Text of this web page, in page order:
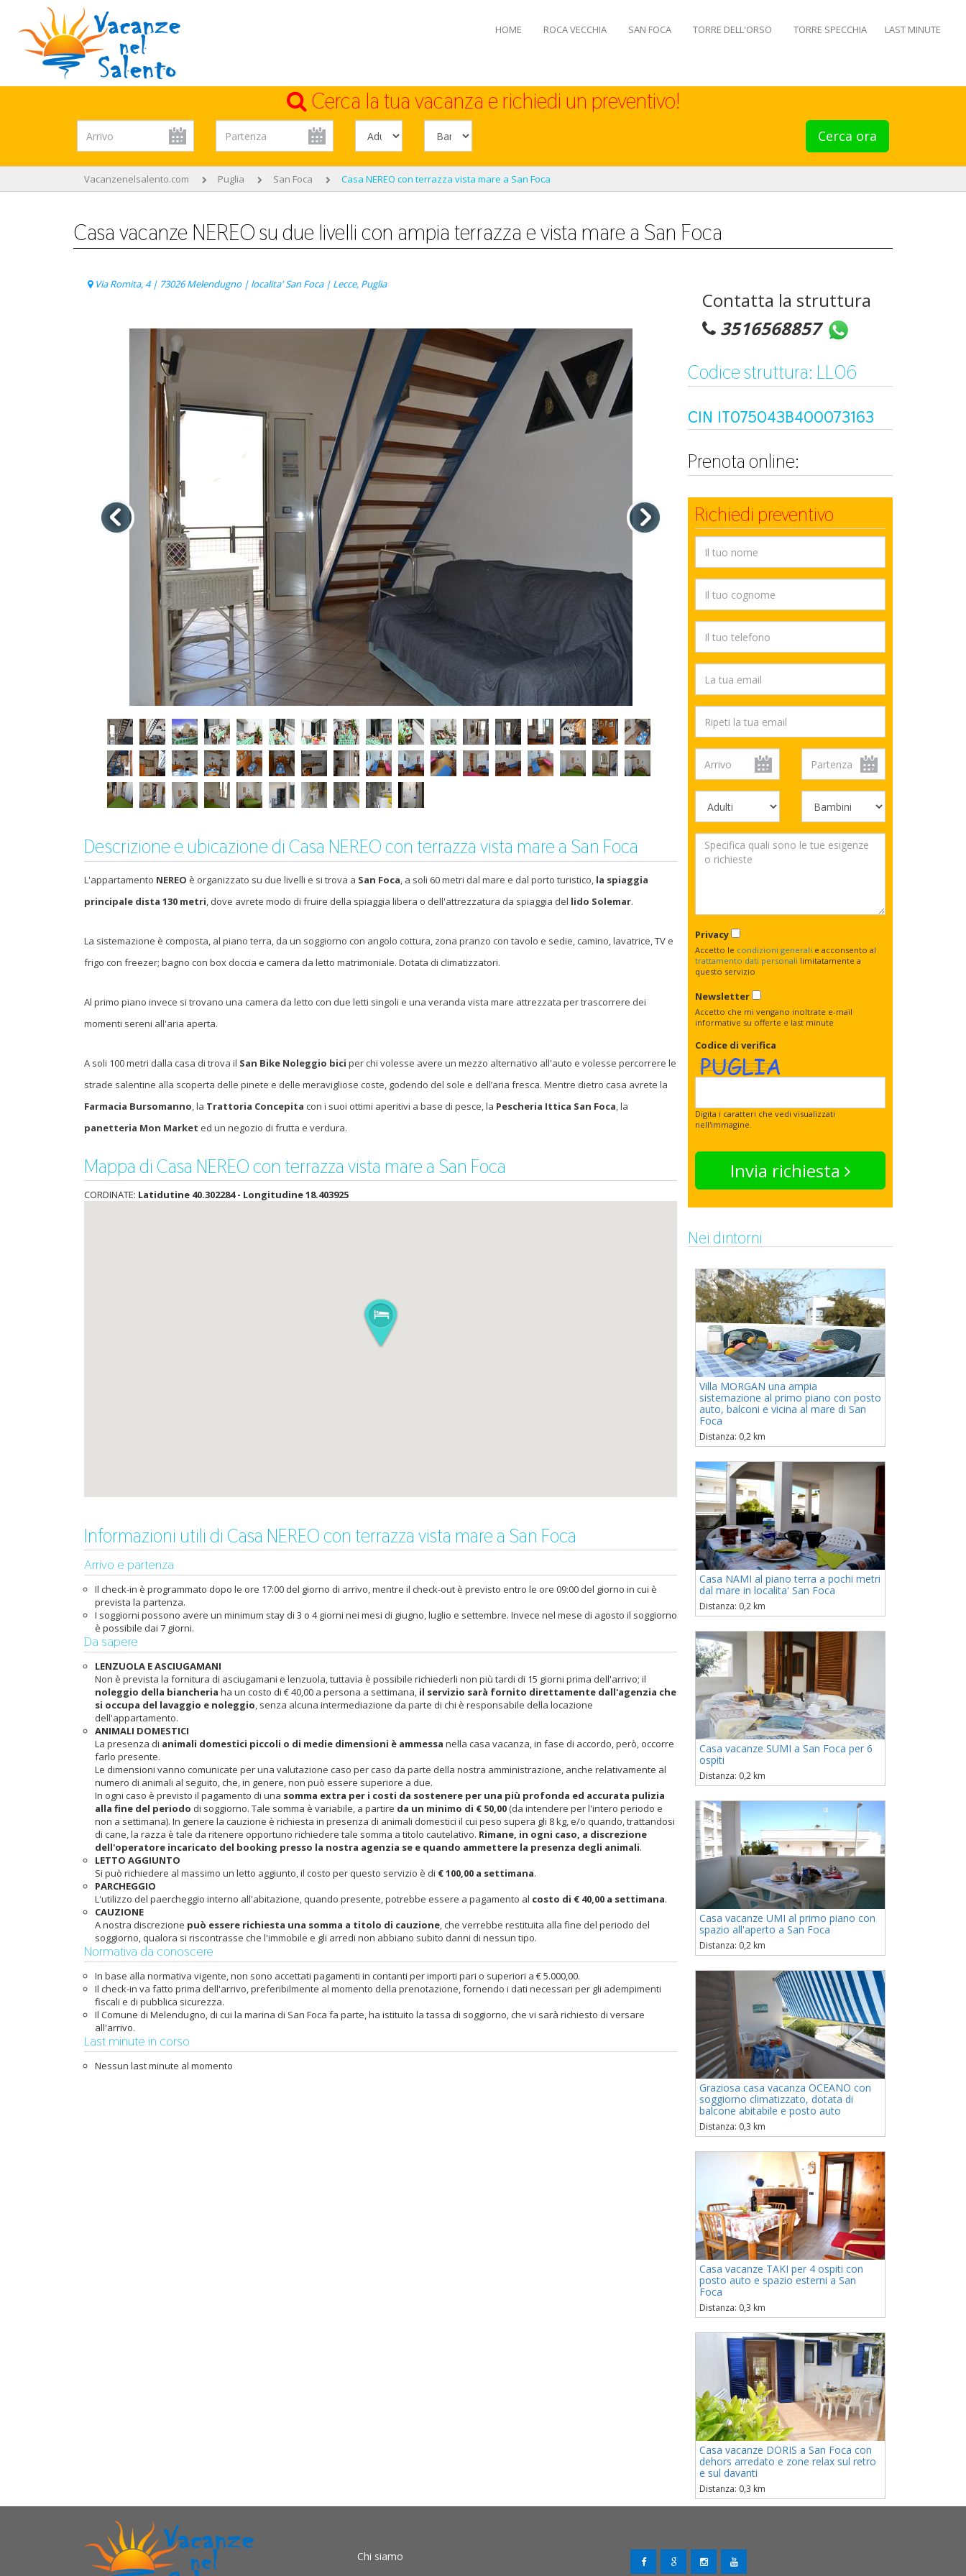
HOME ROCA VECCHIA SAN FOCA TORRE DELL'ORSO TORRE SPECCHIA LAST MINUTE
Cerca la tua vacanza e richiedi un preventivo!
Cerca ora
Vacanzenelsalento.com Puglia San Foca Casa NEREO con terrazza vista mare a San Foca
Casa vacanze NEREO su due livelli con ampia terrazza e vista mare a San Foca
Via Romita, 4 | 73026 Melendugno | localita' San Foca | Lecce, Puglia
Descrizione e ubicazione di Casa NEREO con terrazza vista mare a San Foca
L'appartamento NEREO è organizzato su due livelli e si trova a San Foca, a soli 60 metri dal mare e dal porto turistico, la spiaggia
principale dista 130 metri, dove avrete modo di fruire della spiaggia libera o dell'attrezzatura da spiaggia del lido Solemar.
La sistemazione è composta, al piano terra, da un soggiorno con angolo cottura, zona pranzo con tavolo e sedie, camino, lavatrice, TV e
frigo con freezer; bagno con box doccia e camera da letto matrimoniale. Dotata di climatizzatori.
Al primo piano invece si trovano una camera da letto con due letti singoli e una veranda vista mare attrezzata per trascorrere dei
momenti sereni all'aria aperta.
A soli 100 metri dalla casa di trova il San Bike Noleggio bici per chi volesse avere un mezzo alternativo all'auto e volesse percorrere le
strade salentine alla scoperta delle pinete e delle meravigliose coste, godendo del sole e dell’aria fresca. Mentre dietro casa avrete la
Farmacia Bursomanno, la Trattoria Concepita con i suoi ottimi aperitivi a base di pesce, la Pescheria Ittica San Foca, la
panetteria Mon Market ed un negozio di frutta e verdura.
Mappa di Casa NEREO con terrazza vista mare a San Foca
CORDINATE: Latidutine 40.302284 - Longitudine 18.403925
Informazioni utili di Casa NEREO con terrazza vista mare a San Foca
Arrivo e partenza
Il check-in è programmato dopo le ore 17:00 del giorno di arrivo, mentre il check-out è previsto entro le ore 09:00 del giorno in cui è
prevista la partenza.
I soggiorni possono avere un minimum stay di 3 o 4 giorni nei mesi di giugno, luglio e settembre. Invece nel mese di agosto il soggiorno
è possibile dai 7 giorni.
Da sapere
LENZUOLA E ASCIUGAMANI
Non è prevista la fornitura di asciugamani e lenzuola, tuttavia è possibile richiederli non più tardi di 15 giorni prima dell'arrivo; il
noleggio della biancheria ha un costo di € 40,00 a persona a settimana, il servizio sarà fornito direttamente dall'agenzia che
si occupa del lavaggio e noleggio, senza alcuna intermediazione da parte di chi è responsabile della locazione
dell'appartamento.
ANIMALI DOMESTICI
La presenza di animali domestici piccoli o di medie dimensioni è ammessa nella casa vacanza, in fase di accordo, però, occorre
farlo presente.
Le dimensioni vanno comunicate per una valutazione caso per caso da parte della nostra amministrazione, anche relativamente al
numero di animali al seguito, che, in genere, non può essere superiore a due.
In ogni caso è previsto il pagamento di una somma extra per i costi da sostenere per una più profonda ed accurata pulizia
alla fine del periodo di soggiorno. Tale somma è variabile, a partire da un minimo di € 50,00(da intendere per l'intero periodo e
non a settimana). In genere la cauzione è richiesta in presenza di animali domestici il cui peso supera gli 8 kg, e/o quando, trattandosi
di cane, la razza è tale da ritenere opportuno richiedere tale somma a titolo cautelativo. Rimane, in ogni caso, a discrezione
dell'operatore incaricato del booking presso la nostra agenzia se e quando ammettere la presenza degli animali.
LETTO AGGIUNTO
Si può richiedere al massimo un letto aggiunto, il costo per questo servizio è di € 100,00 a settimana.
PARCHEGGIO
L'utilizzo del paercheggio interno all'abitazione, quando presente, potrebbe essere a pagamento al costo di € 40,00 a settimana.
CAUZIONE
A nostra discrezione può essere richiesta una somma a titolo di cauzione, che verrebbe restituita alla fine del periodo del
soggiorno, qualora si riscontrasse che l'immobile e gli arredi non abbiano subito danni di nessun tipo.
Normativa da conoscere
In base alla normativa vigente, non sono accettati pagamenti in contanti per importi pari o superiori a € 5.000,00.
Il check-in va fatto prima dell'arrivo, preferibilmente al momento della prenotazione, fornendo i dati necessari per gli adempimenti
fiscali e di pubblica sicurezza.
Il Comune di Melendugno, di cui la marina di San Foca fa parte, ha istituito la tassa di soggiorno, che vi sarà richiesto di versare
all'arrivo.
Last minute in corso
Nessun last minute al momento
Contatta la struttura
3516568857
Codice struttura: LL06
CIN IT075043B400073163
Prenota online:
Richiedi preventivo
Privacy
Accetto le condizioni generali e acconsento al
trattamento dati personali limitatamente a
questo servizio
Newsletter
Accetto che mi vengano inoltrate e-mail
informative su offerte e last minute
Codice di verifica
Digita i caratteri che vedi visualizzati
nell'immagine.
Invia richiesta
Nei dintorni
Villa MORGAN una ampia
sistemazione al primo piano con posto
auto, balconi e vicina al mare di San
Foca
Distanza: 0,2 km
Casa NAMI al piano terra a pochi metri
dal mare in localita' San Foca
Distanza: 0,2 km
Casa vacanze SUMI a San Foca per 6
ospiti
Distanza: 0,2 km
Casa vacanze UMI al primo piano con
spazio all'aperto a San Foca
Distanza: 0,2 km
Graziosa casa vacanza OCEANO con
soggiorno climatizzato, dotata di
balcone abitabile e posto auto
Distanza: 0,3 km
Casa vacanze TAKI per 4 ospiti con
posto auto e spazio esterni a San
Foca
Distanza: 0,3 km
Casa vacanze DORIS a San Foca con
dehors arredato e zone relax sul retro
e sul davanti
Distanza: 0,3 km
Chi siamo